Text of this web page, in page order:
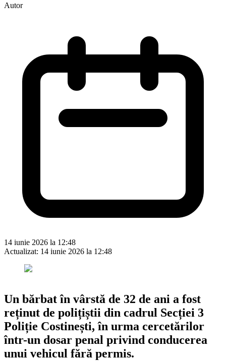
Autor
14 iunie 2026 la 12:48
Actualizat: 14 iunie 2026 la 12:48
Un bărbat în vârstă de 32 de ani a fost
reținut de polițiștii din cadrul Secției 3
Poliție Costinești, în urma cercetărilor
într-un dosar penal privind conducerea
unui vehicul fără permis.